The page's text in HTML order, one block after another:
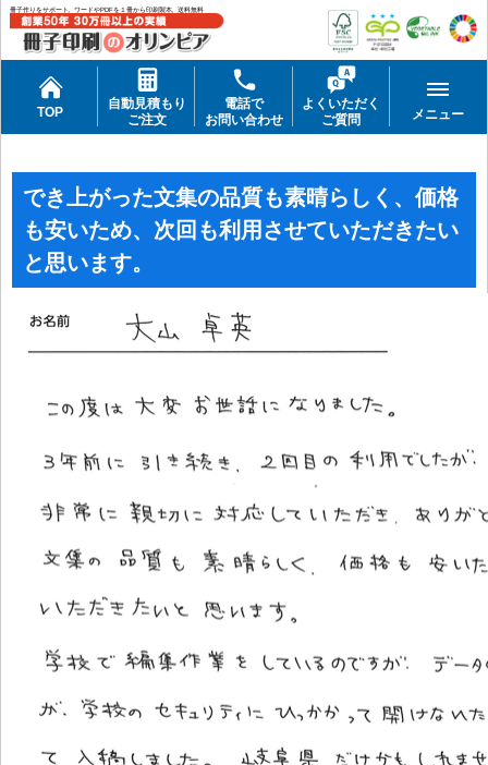
冊子作りをサポート。ワードやPDFを１冊から印刷製本。送料無料
TOP
自動見積もり
ご注文
電話で
お問い合わせ
よくいただく
ご質問
メニュー
でき上がった文集の品質も素晴らしく、価格
も安いため、次回も利用させていただきたい
と思います。